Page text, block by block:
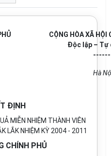
CỘNG HÒA XÃ HỘI
Độc lập – Tự
Hà
ĐỊNH
MIỄN NHIỆM THÀNH VIÊN
LẮK NHIỆM KỲ 2004 - 2011
CHÍNH PHỦ